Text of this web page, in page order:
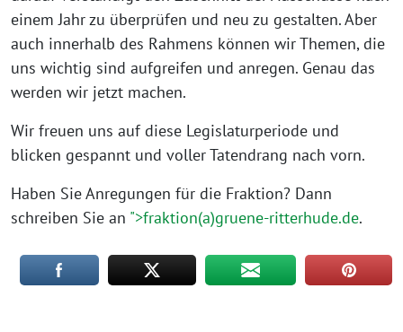
einem Jahr zu überprüfen und neu zu gestalten. Aber
auch innerhalb des Rahmens können wir Themen, die
uns wichtig sind aufgreifen und anregen. Genau das
werden wir jetzt machen.
Wir freuen uns auf diese Legislaturperiode und
blicken gespannt und voller Tatendrang nach vorn.
Haben Sie Anregungen für die Fraktion? Dann
schreiben Sie an ">fraktion(a)gruene-ritterhude.de.